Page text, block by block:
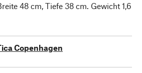
48 cm, Tiefe 38 cm. Gewicht 1,6
Copenhagen